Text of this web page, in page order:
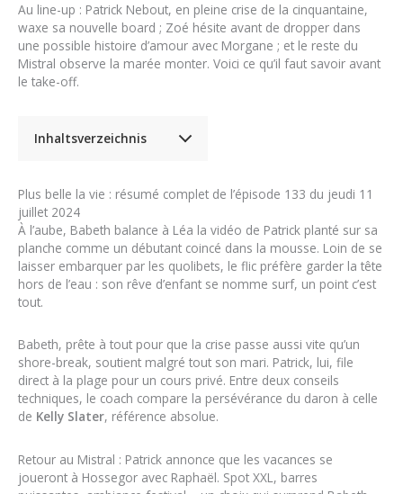
Au line-up : Patrick Nebout, en pleine crise de la cinquantaine,
waxe sa nouvelle board ; Zoé hésite avant de dropper dans
une possible histoire d’amour avec Morgane ; et le reste du
Mistral observe la marée monter. Voici ce qu’il faut savoir avant
le take-off.
Inhaltsverzeichnis
Plus belle la vie : résumé complet de l’épisode 133 du jeudi 11
juillet 2024
À l’aube, Babeth balance à Léa la vidéo de Patrick planté sur sa
planche comme un débutant coincé dans la mousse. Loin de se
laisser embarquer par les quolibets, le flic préfère garder la tête
hors de l’eau : son rêve d’enfant se nomme surf, un point c’est
tout.
Babeth, prête à tout pour que la crise passe aussi vite qu’un
shore-break, soutient malgré tout son mari. Patrick, lui, file
direct à la plage pour un cours privé. Entre deux conseils
techniques, le coach compare la persévérance du daron à celle
de Kelly Slater, référence absolue.
Retour au Mistral : Patrick annonce que les vacances se
joueront à Hossegor avec Raphaël. Spot XXL, barres